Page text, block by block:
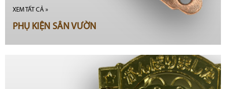
XEM TẤT CẢ »
PHỤ KIỆN SÂN VƯỜN